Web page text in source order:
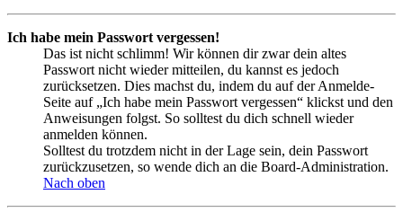
Ich habe mein Passwort vergessen!
Das ist nicht schlimm! Wir können dir zwar dein altes
Passwort nicht wieder mitteilen, du kannst es jedoch
zurücksetzen. Dies machst du, indem du auf der Anmelde-
Seite auf „Ich habe mein Passwort vergessen“ klickst und den
Anweisungen folgst. So solltest du dich schnell wieder
anmelden können.
Solltest du trotzdem nicht in der Lage sein, dein Passwort
zurückzusetzen, so wende dich an die Board-Administration.
Nach oben